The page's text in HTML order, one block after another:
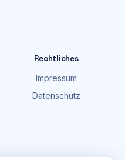
Rechtliches
Impressum
Datenschutz